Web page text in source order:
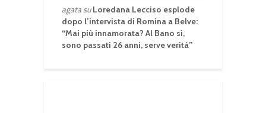
agatasuLoredana Lecciso esplode
dopo l’intervista di Romina a Belve:
“Mai più innamorata? Al Bano sì,
sono passati 26 anni, serve verità”